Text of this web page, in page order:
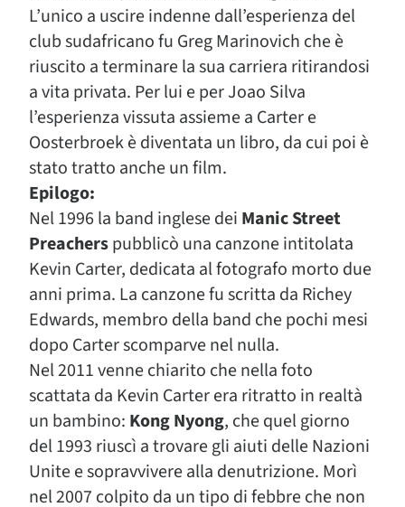
L’unico a uscire indenne dall’esperienza del
club sudafricano fu Greg Marinovich che è
riuscito a terminare la sua carriera ritirandosi
a vita privata. Per lui e per Joao Silva
l’esperienza vissuta assieme a Carter e
Oosterbroek è diventata un libro, da cui poi è
stato tratto anche un film.
Epilogo:
Nel 1996 la band inglese dei Manic Street
Preacherspubblicò una canzone intitolata
Kevin Carter, dedicata al fotografo morto due
anni prima. La canzone fu scritta da Richey
Edwards, membro della band che pochi mesi
dopo Carter scomparve nel nulla.
Nel 2011 venne chiarito che nella foto
scattata da Kevin Carter era ritratto in realtà
un bambino: Kong Nyong, che quel giorno
del 1993 riuscì a trovare gli aiuti delle Nazioni
Unite e sopravvivere alla denutrizione. Morì
nel 2007 colpito da un tipo di febbre che non